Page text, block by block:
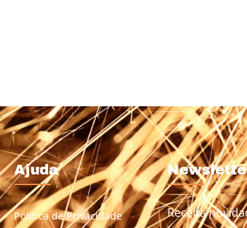
Ajuda
Política de Privacidade Receba